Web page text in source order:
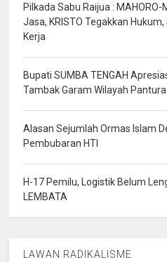
Pilkada Sabu Raijua :
Jasa, KRISTO Tegakkan
Kerja
Bupati SUMBA TENGAH
Tambak Garam Wilayah Pantura
Alasan Sejumlah Ormas Islam
Pembubaran HTI
H-17 Pemilu, Logistik Belum
LEMBATA
LAWAN RADIKALISME